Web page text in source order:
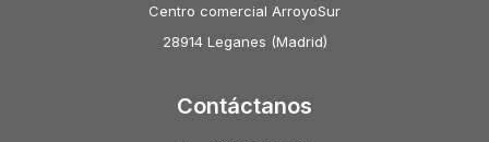
Centro comercial ArroyoSur
28914 Leganes (Madrid)
Contáctanos